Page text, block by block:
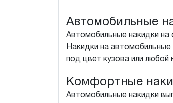
Автомобильные
Автомобильные накидки на
Накидки на
под цвет кузова или любой
Комфортные
Автомобильные накидки